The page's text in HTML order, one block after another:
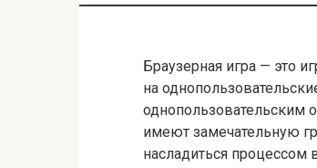
Браузерная игра — это
на
однопользовательским
имеют замечательную
насладиться процессом